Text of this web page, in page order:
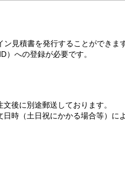
見積書を発行することができます
への登録が必要です。
後に別途郵送しております。
時（土日祝にかかる場合等）に